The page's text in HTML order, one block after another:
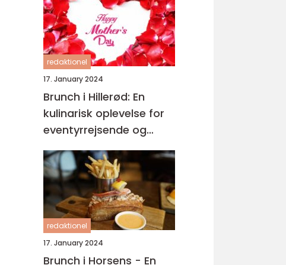
redaktionel
17. January 2024
Brunch i Hillerød: En
kulinarisk oplevelse for
eventyrrejsende og
backpackere
redaktionel
17. January 2024
Brunch i Horsens - En